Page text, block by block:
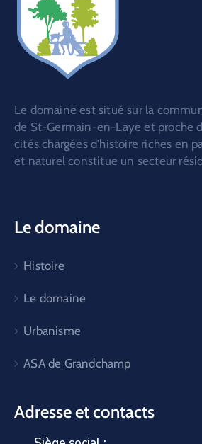
Le domaine est situé sur la
de St-Germain-en-Laye et proche
cités chargées d’histoire riches en
et naturel constitue un secteur
Le domaine
Histoire
Le domaine
Urbanisme
ASA de Grandchamp
Adresse et contacts